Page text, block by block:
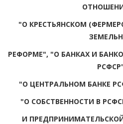
"О КРЕСТЬЯНСКОМ
РЕФОРМЕ", "О БАНКАХ И
"О ЦЕНТРАЛЬНОМ БАНКЕ
"О СОБСТВЕННОСТИ В
И